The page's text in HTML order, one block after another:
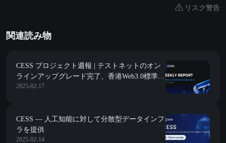
リスク警告
関連読み物
CESS プロジェクト週報 | テストネットのオン
ラインアップグレード完了、香港Web3.0標準化
協会年次総会に出席
2025-02-17
CESS — 人工知能に対して分散型データインフ
ラを提供
2025-02-14